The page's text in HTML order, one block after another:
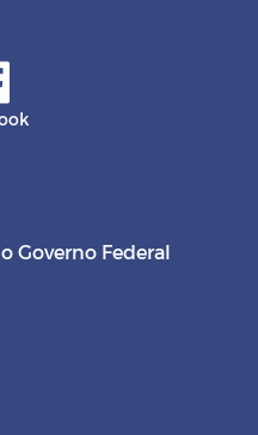
Governo Federal